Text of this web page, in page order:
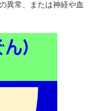
異常、または神経や血